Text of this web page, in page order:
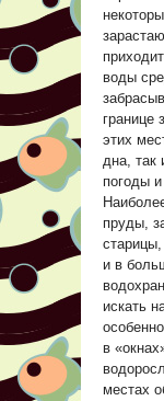
воды
границе
этих
дна, так
погоды
пруды,
и в
искать
в
местах